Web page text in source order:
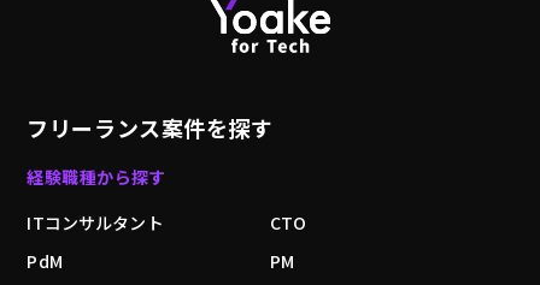
フリーランス案件を探す
経験職種から探す
ITコンサルタント
CTO
PdM
PM